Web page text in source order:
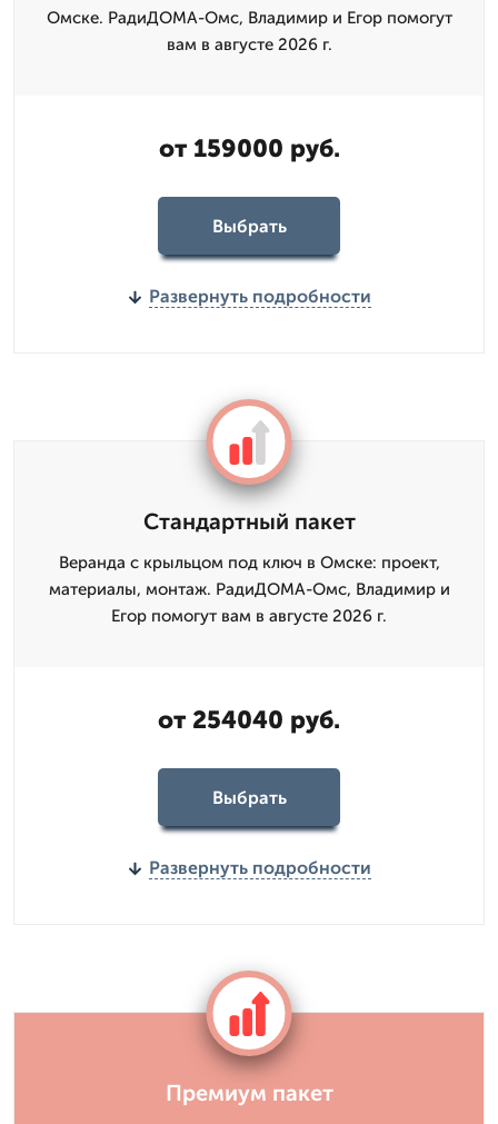
Омске. РадиДОМА-Омс, Владимир и Егор помогут
вам в августе 2026 г.
от 159000 руб.
Выбрать
Развернуть подробности
Стандартный пакет
Веранда с крыльцом под ключ в Омске: проект,
материалы, монтаж. РадиДОМА-Омс, Владимир и
Егор помогут вам в августе 2026 г.
от 254040 руб.
Выбрать
Развернуть подробности
Премиум пакет